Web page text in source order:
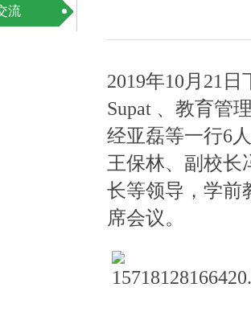
流
2019年10 月 21 日
Supat 、教育管
经亚磊等一行6
王保林、副校长
长等领导，学前
席会议。